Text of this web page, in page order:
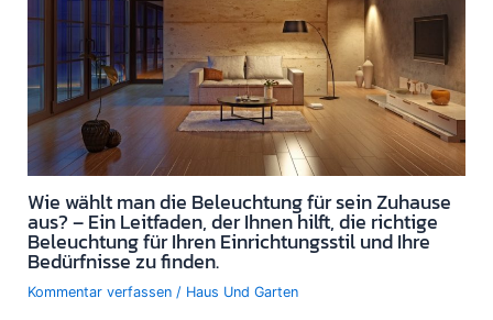
Wie wählt man die Beleuchtung für sein Zuhause
aus? – Ein Leitfaden, der Ihnen hilft, die richtige
Beleuchtung für Ihren Einrichtungsstil und Ihre
Bedürfnisse zu finden.
Kommentar verfassen / Haus Und Garten